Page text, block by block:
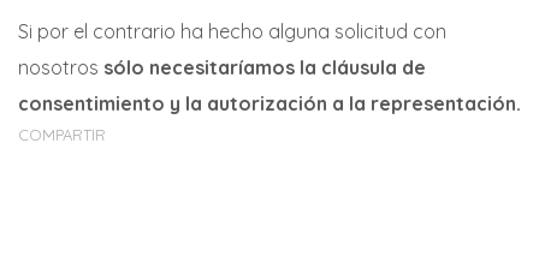
Si por el contrario ha hecho alguna solicitud con
nosotros sólo necesitaríamos la cláusula de
consentimiento y la autorización a la representación.
COMPARTIR